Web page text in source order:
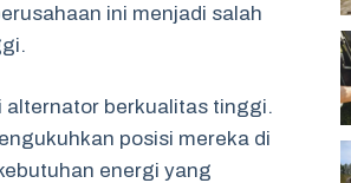
ini menjadi salah
alternator berkualitas tinggi.
posisi mereka di
energi yang